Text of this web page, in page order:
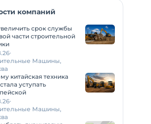
компаний
срок службы
части строительной
Машины,
китайская техника
уступать
Машины,